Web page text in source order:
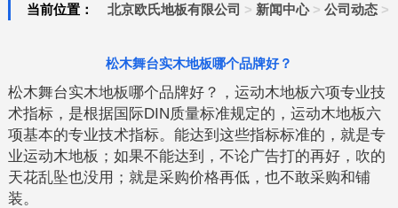
当前位置： 北京欧氏地板有限公司 > 新闻中心>公司动态 >
松木舞台实木地板哪个品牌好？
松木舞台实木地板哪个品牌好？，运动木地板六项专业技
术指标，是根据国际DIN质量标准规定的，运动木地板六
项基本的专业技术指标。能达到这些指标标准的，就是专
业运动木地板；如果不能达到，不论广告打的再好，吹的
天花乱坠也没用；就是采购价格再低，也不敢采购和铺
装。